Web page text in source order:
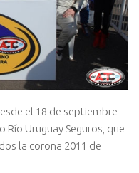
el 18 de septiembre
Río Uruguay Seguros, que
la corona 2011 de